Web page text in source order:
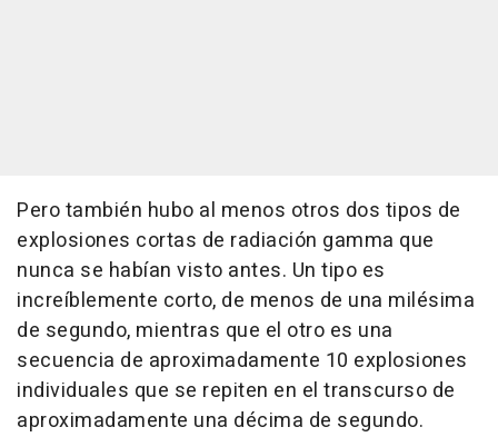
Pero también hubo al menos otros dos tipos de
explosiones cortas de radiación gamma que
nunca se habían visto antes. Un tipo es
increíblemente corto, de menos de una milésima
de segundo, mientras que el otro es una
secuencia de aproximadamente 10 explosiones
individuales que se repiten en el transcurso de
aproximadamente una décima de segundo.